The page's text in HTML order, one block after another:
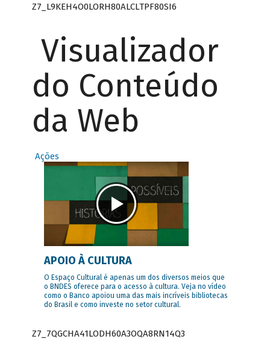
Z7_L9KEH4O0LORH80ALCLTPF80SI6
Visualizador
do Conteúdo
da Web
Ações
APOIO À CULTURA
O Espaço Cultural é apenas um dos diversos meios que
o BNDES oferece para o acesso à cultura. Veja no vídeo
como o Banco apoiou uma das mais incríveis bibliotecas
do Brasil e como investe no setor cultural.
Z7_7QGCHA41LODH60A3OQA8RN14Q3